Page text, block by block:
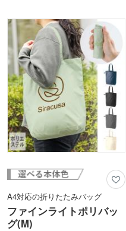
店のキャンペーンや、アウトドアイベン
トでのノベルティにおすすめです。
A4対応の折りたたみバッグ
ファインライトポリバッ
グ(M)